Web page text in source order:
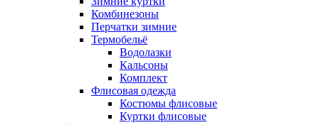
Комбинезоны
Перчатки зимние
Термобельё
Водолазки
Кальсоны
Комплект
Флисовая одежда
Костюмы флисовые
Куртки флисовые